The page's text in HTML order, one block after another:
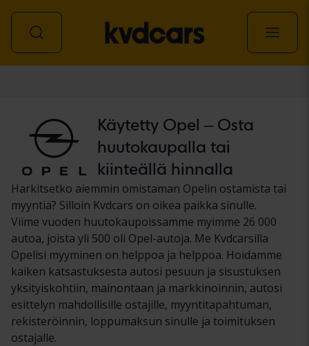
Käytetty Opel – Osta
huutokaupalla tai
kiinteällä hinnalla
Harkitsetko aiemmin omistaman Opelin ostamista tai
myyntiä? Silloin Kvdcars on oikea paikka sinulle.
Viime vuoden huutokaupoissamme myimme 26 000
autoa, joista yli 500 oli Opel-autoja. Me Kvdcarsilla
Opelisi myyminen on helppoa ja helppoa. Hoidamme
kaiken katsastuksesta autosi pesuun ja sisustuksen
yksityiskohtiin, mainontaan ja markkinoinnin, autosi
esittelyn mahdollisille ostajille, myyntitapahtuman,
rekisteröinnin, loppumaksun sinulle ja toimituksen
ostajalle.